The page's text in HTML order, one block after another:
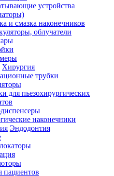
устройства
и смазка наконечников
облучатели
Хирургия
трубки
для пьезохирургических
наконечники
Эндодонтия
пациентов